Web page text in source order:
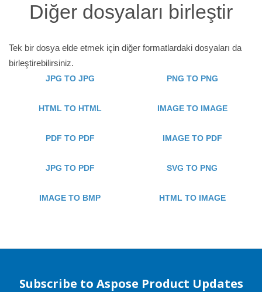
Diğer dosyaları birleştir
Tek bir dosya elde etmek için diğer formatlardaki dosyaları da
birleştirebilirsiniz.
JPG TO JPG PNG TO PNG
HTML TO HTML IMAGE TO IMAGE
PDF TO PDF IMAGE TO PDF
JPG TO PDF SVG TO PNG
IMAGE TO BMP HTML TO IMAGE
Subscribe to Aspose Product Updates